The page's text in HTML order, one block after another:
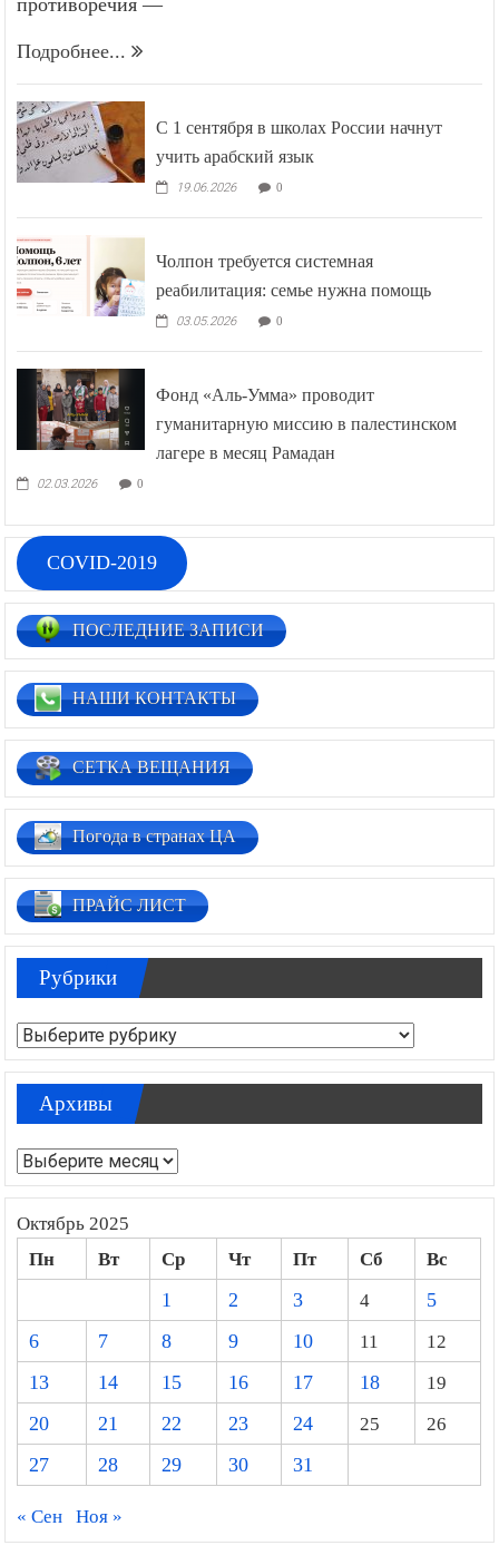
Подробнее...
С 1 сентября в школах России начнут
учить арабский язык
19.06.2026 0
Чолпон требуется системная
реабилитация: семье нужна помощь
03.05.2026 0
Фонд «Аль-Умма» проводит
гуманитарную миссию в палестинском
лагере в месяц Рамадан
02.03.2026 0
COVID-2019
ПОСЛЕДНИЕ ЗАПИСИ
НАШИ КОНТАКТЫ
СЕТКА ВЕЩАНИЯ
Погода в странах ЦА
ПРАЙС ЛИСТ
Рубрики
Рубрики
Архивы
Архивы
Октябрь 2025
Пн Вт Ср Чт Пт Сб
Вс
1
2 3 4
5
6
7 8 9 10 11
12
13
14 15 16 17 18
19
20
21 22 23 24 25
26
27
28 29 30 31
« Сен Ноя »